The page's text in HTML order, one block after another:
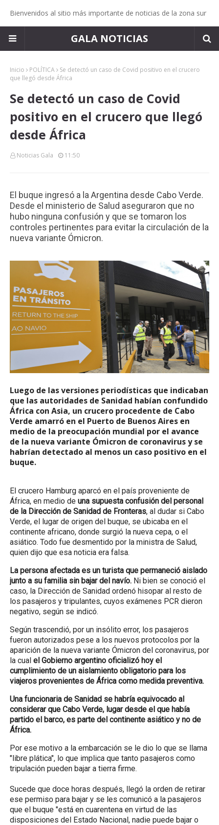
Bienvenidos al sitio más importante de noticias de la zona sur
GALA NOTICIAS
Inicio POLÍTICA
Se detectó un caso de Covid positivo en el crucero
que llegó desde África
Se detectó un caso de Covid
positivo en el crucero que llegó
desde África
Noticias Gala 11:50
El buque ingresó a la Argentina desde Cabo Verde.
Desde el ministerio de Salud aseguraron que no
hubo ninguna confusión y que se tomaron los
controles pertinentes para evitar la circulación de la
nueva variante Ómicron.
Luego de las versiones periodísticas que indicaban
que las autoridades de Sanidad habían confundido
África con Asia, un crucero procedente de Cabo
Verde amarró en el Puerto de Buenos Aires en
medio de la preocupación mundial por el avance
de la nueva variante Ómicron de coronavirus y se
habrían detectado al menos un caso positivo en el
buque.
El crucero Hamburg aparcó en el país proveniente de
África, en medio de una supuesta confusión del personal
de la Dirección de Sanidad de Fronteras, al dudar si Cabo
Verde, el lugar de origen del buque, se ubicaba en el
continente africano, donde surgió la nueva cepa, o el
asiático. Todo fue desmentido por la ministra de Salud,
quien dijo que esa noticia era falsa.
La persona afectada es un turista que permaneció aislado
junto a su familia sin bajar del navío. Ni bien se conoció el
caso, la Dirección de Sanidad ordenó hisopar al resto de
los pasajeros y tripulantes, cuyos exámenes PCR dieron
negativo, según se indicó.
Según trascendió, por un insólito error, los pasajeros
fueron autorizados pese a los nuevos protocolos por la
aparición de la nueva variante Ómicron del coronavirus, por
la cual el Gobierno argentino oficializó hoy el
cumplimiento de un aislamiento obligatorio para los
viajeros provenientes de África como medida preventiva.
Una funcionaria de Sanidad se habría equivocado al
considerar que Cabo Verde, lugar desde el que había
partido el barco, es parte del continente asiático y no de
África.
Por ese motivo a la embarcación se le dio lo que se llama
"libre plática", lo que implica que tanto pasajeros como
tripulación pueden bajar a tierra firme.
Sucede que doce horas después, llegó la orden de retirar
ese permiso para bajar y se les comunicó a la pasajeros
que el buque "está en cuarentena en virtud de las
disposiciones del Estado Nacional, nadie puede bajar o